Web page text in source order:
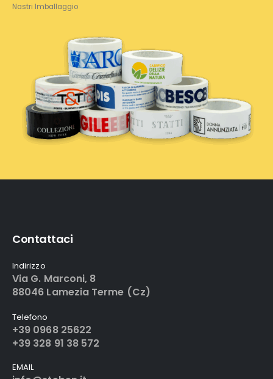
Nastri Imballaggio
Contattaci
Indirizzo
Via G. Marconi, 8
88046 Lamezia Terme (Cz)
Telefono
+39 0968 25622
+39 328 91 38 572
EMAIL